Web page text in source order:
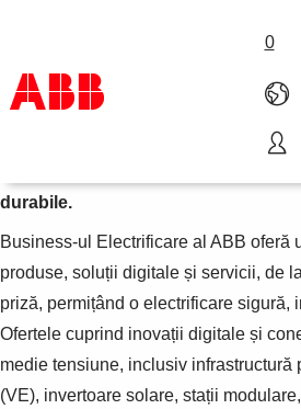
0
Produse și Soluții
Industrii
Servicii
Cariere
Contacte
durabile.
Business-ul Electrificare al ABB oferă
produse, soluții digitale și servicii, de
priză, permițând o electrificare sigură,
Ofertele cuprind inovații digitale și
medie tensiune, inclusiv infrastructură
(VE), invertoare solare, stații